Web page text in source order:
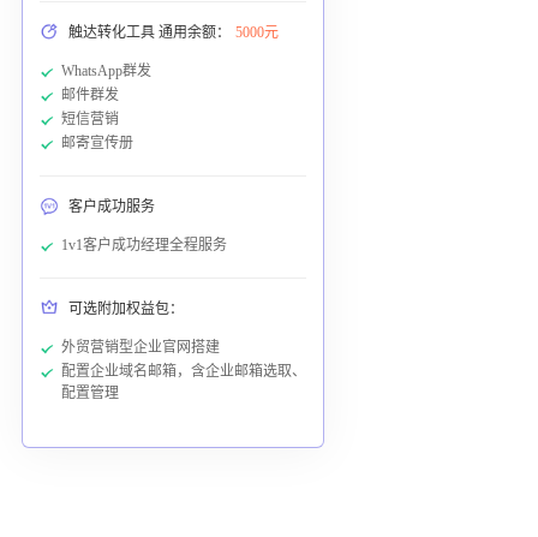
触达转化工具 通用余额： 5000元
WhatsApp群发
邮件群发
短信营销
邮寄宣传册
客户成功服务
1v1客户成功经理全程服务
可选附加权益包：
外贸营销型企业官网搭建
配置企业域名邮箱，含企业邮箱选取、
配置管理